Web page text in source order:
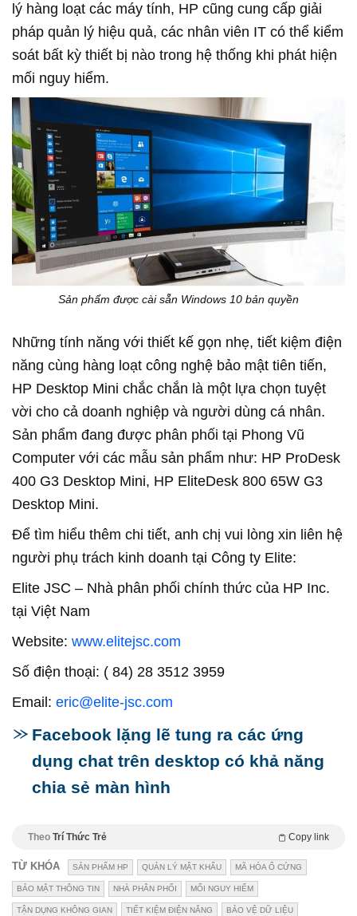
lý hàng loạt các máy tính, HP cũng cung cấp giải
pháp quản lý hiệu quả, các nhân viên IT có thể kiểm
soát bất kỳ thiết bị nào trong hệ thống khi phát hiện
mối nguy hiểm.
Sản phẩm được cài sẵn Windows 10 bản quyền
Những tính năng với thiết kế gọn nhẹ, tiết kiệm điện
năng cùng hàng loạt công nghệ bảo mật tiên tiến,
HP Desktop Mini chắc chắn là một lựa chọn tuyệt
vời cho cả doanh nghiệp và người dùng cá nhân.
Sản phẩm đang được phân phối tại Phong Vũ
Computer với các mẫu sản phẩm như: HP ProDesk
400 G3 Desktop Mini, HP EliteDesk 800 65W G3
Desktop Mini.
Để tìm hiểu thêm chi tiết, anh chị vui lòng xin liên hệ
người phụ trách kinh doanh tại Công ty Elite:
Elite JSC – Nhà phân phối chính thức của HP Inc.
tại Việt Nam
Website: www.elitejsc.com
Số điện thoại: ( 84) 28 3512 3959
Email: eric@elite-jsc.com
Facebook lặng lẽ tung ra các ứng
dụng chat trên desktop có khả năng
chia sẻ màn hình
Theo Trí Thức Trẻ Copy link
TỪ KHÓA SẢN PHẨM HP QUẢN LÝ MẬT KHẨU MÃ HÓA Ổ CỨNG
BẢO MẬT THÔNG TIN NHÀ PHÂN PHỐI MỐI NGUY HIỂM
TẬN DỤNG KHÔNG GIAN TIẾT KIỆM ĐIỆN NĂNG BẢO VỆ DỮ LIỆU